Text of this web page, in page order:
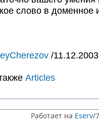
слово в доменное
/
Articles
Работает на Eserv/